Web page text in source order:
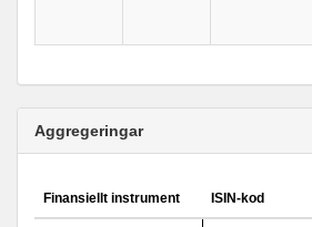
Aggregeringar
Finansiellt instrument ISIN-kod